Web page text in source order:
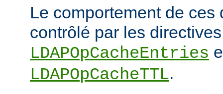
Le comportement de ces
contrôlé par les directives
LDAPOpCacheEntries
LDAPOpCacheTTL.